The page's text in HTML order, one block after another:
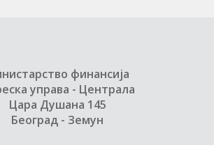
финансија
управа - Централа
Цара Душана 145
Београд - Земун